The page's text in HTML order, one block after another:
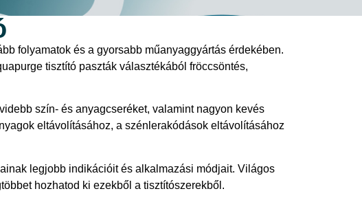
folyamatok és a gyorsabb műanyaggyártás érdekében.
tisztító paszták választékából fröccsöntés,
szín- és anyagcseréket, valamint nagyon kevés
eltávolításához, a szénlerakódások eltávolításához
legjobb indikációit és alkalmazási módjait. Világos
hozhatod ki ezekből a tisztítószerekből.